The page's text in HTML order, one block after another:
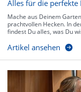
Alles für die perfekte
Mache aus Deinem
prachtvollen Hecken. In
findest Du alles, was Du
Artikel ansehen